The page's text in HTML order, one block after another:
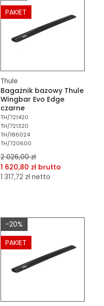
PAKIET
Thule
Bagażnik bazowy Thule
Wingbar Evo Edge
czarne
TH/721420
TH/721320
TH/186024
TH/720600
2 026,00 zł
1 620,80 zł brutto
1 317,72 zł netto
Do koszyka
-20%
PAKIET